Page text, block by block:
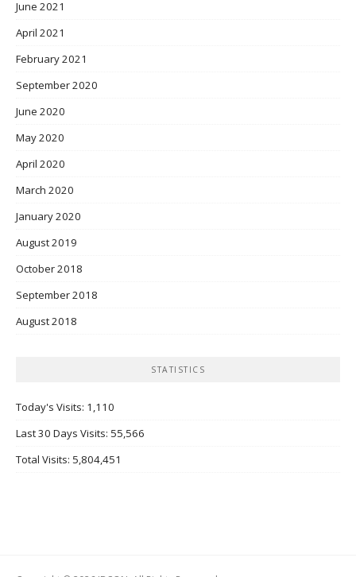
June 2021
April 2021
February 2021
September 2020
June 2020
May 2020
April 2020
March 2020
January 2020
August 2019
October 2018
September 2018
August 2018
STATISTICS
Today's Visits: 1,110
Last 30 Days Visits: 55,566
Total Visits: 5,804,451